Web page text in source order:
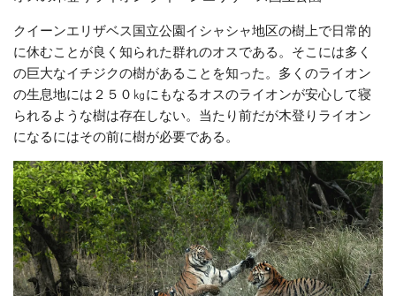
クイーンエリザベス国立公園イシャシャ地区の樹上で日常的
に休むことが良く知られた群れのオスである。そこには多く
の巨大なイチジクの樹があることを知った。多くのライオン
の生息地には２５０㎏にもなるオスのライオンが安心して寝
られるような樹は存在しない。当たり前だが木登りライオン
になるにはその前に樹が必要である。